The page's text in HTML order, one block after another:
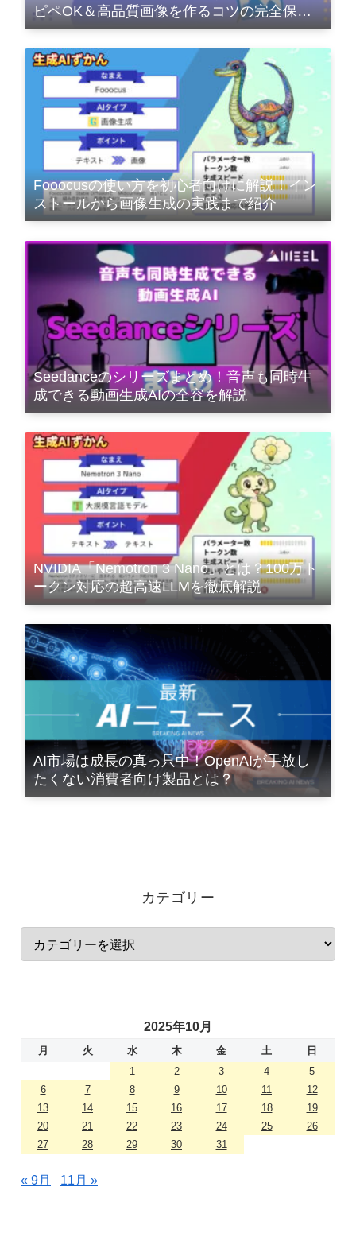
ピペOK＆高品質画像を作るコツの完全保存
版
Fooocusの使い方を初心者向けに解説！イン
ストールから画像生成の実践まで紹介
Seedanceのシリーズまとめ！音声も同時生
成できる動画生成AIの全容を解説
NVIDIA「Nemotron 3 Nano」とは？100万ト
ークン対応の超高速LLMを徹底解説
AI市場は成長の真っ只中！OpenAIが手放し
たくない消費者向け製品とは？
カテゴリー
2025年10月
月 火 水 木 金 土
日
1
2 3 4
5
6
7 8 9 10 11
12
13
14 15 16 17 18
19
20
21 22 23 24 25
26
27
28 29 30 31
« 9月 11月 »